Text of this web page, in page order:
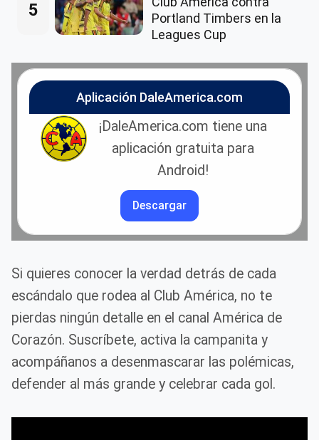
5
Portland Timbers en la
Leagues Cup
Aplicación DaleAmerica.com
¡DaleAmerica.com tiene una
aplicación gratuita para
Android!
Descargar
Si quieres conocer la verdad detrás de cada
escándalo que rodea al Club América, no te
pierdas ningún detalle en el canal América de
Corazón. Suscríbete, activa la campanita y
acompáñanos a desenmascarar las polémicas,
defender al más grande y celebrar cada gol.